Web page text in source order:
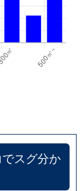
スグ分か